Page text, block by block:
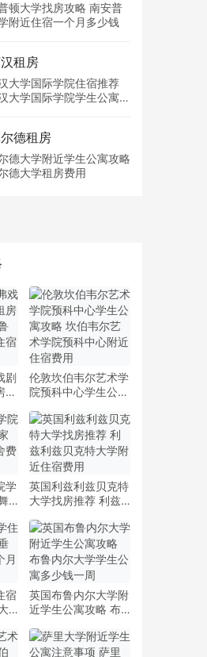
顿大学找房攻略 南安普
附近住宿一个月多少钱
租房
大学国际学院住宿推荐
大学国际学院学生公寓多
德租房
德大学附近学生公寓攻略
德大学租房费用
剧
注
一
伦敦坎伯韦尔艺术学
院预科中心学生公寓
学院预科中心附近住
宿费用
学
英国利兹利兹贝克特
大学找房推荐 利兹
住宿费用
宿
英国布鲁内尔大学附
近学生公寓攻略 布
多少钱一周